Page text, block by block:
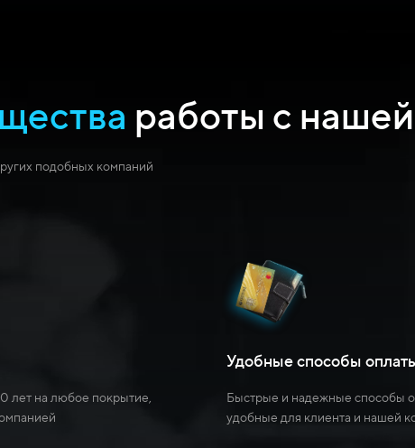
работы с
подобных компаний
лет на любое покрытие,
Удобные способы
Быстрые и надежные способы
удобные для клиента и нашей